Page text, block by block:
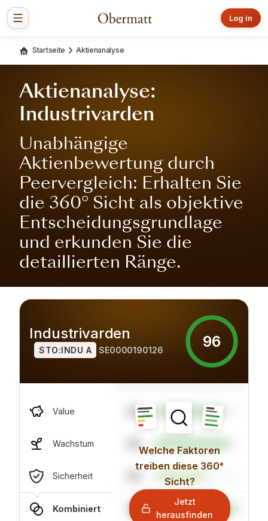
Log in
Startseite Aktienanalyse
Aktienanalyse:
Industrivarden
Unabhängige
Aktienbewertung durch
Peervergleich: Erhalten Sie
die 360° Sicht als objektive
Entscheidungsgrundlage
und erkunden Sie die
detaillierten Ränge.
Industrivarden
STO:INDU A SE0000190126 96
Value 84
Wachstum 89
Sicherheit
Kombiniert 98
Welche Faktoren
treiben diese 360°
Sicht?
Jetzt
herausfinden